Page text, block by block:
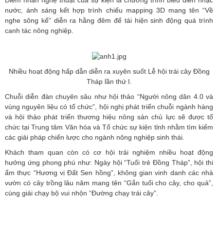
nước, ánh sáng kết hợp trình chiếu mapping 3D mang tên “Về
nghe sông kể” diễn ra hằng đêm để tái hiện sinh động quá trình
canh tác nông nghiệp
Nhiều hoạt động hấp dẫn diễn ra xuyên suốt Lễ hội trái cây Đồng
Tháp lần thứ I.
Chuỗi diễn đàn chuyên sâu như hội thảo “Người nông dân 4.0 và
vùng nguyên liệu có tổ chức”, hội nghị phát triển chuỗi ngành hàng
và hội thảo phát triển thương hiệu nông sản chủ lực sẽ được tổ
chức tại Trung tâm Văn hóa và Tổ chức sự kiện tỉnh nhằm tìm kiếm
các giải pháp chiến lược cho ngành nông nghiệp sinh thái
Khách tham quan còn có cơ hội trải nghiệm nhiều hoạt động
hưởng ứng phong phú như: Ngày hội “Tuổi trẻ Đồng Tháp”, hội thi
ẩm thực “Hương vị Đất Sen hồng”, không gian vinh danh các nhà
vườn có cây trồng lâu năm mang tên “Gắn tuổi cho cây, cho quả”,
cùng giải chạy bộ vui nhộn “Đường chạy trái cây”